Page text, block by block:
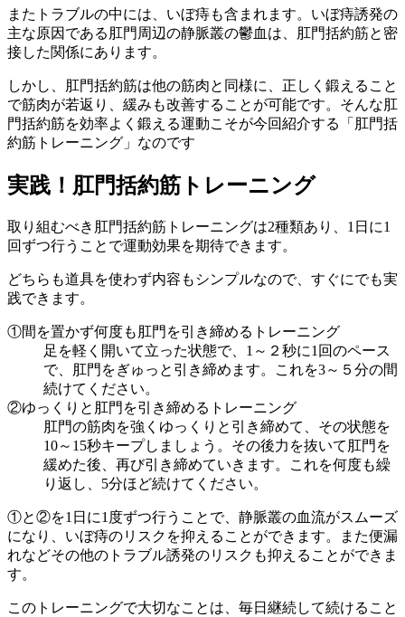
またトラブルの中には、いぼ痔も含まれます。いぼ痔誘発の
主な原因である肛門周辺の静脈叢の鬱血は、肛門括約筋と密
接した関係にあります。
しかし、肛門括約筋は他の筋肉と同様に、正しく鍛えること
で筋肉が若返り、緩みも改善することが可能です。そんな肛
門括約筋を効率よく鍛える運動こそが今回紹介する「肛門括
約筋トレーニング」なのです
実践！肛門括約筋トレーニング
取り組むべき肛門括約筋トレーニングは2種類あり、1日に1
回ずつ行うことで運動効果を期待できます。
どちらも道具を使わず内容もシンプルなので、すぐにでも実
践できます。
①間を置かず何度も肛門を引き締めるトレーニング
足を軽く開いて立った状態で、1～２秒に1回のペース
で、肛門をぎゅっと引き締めます。これを3～５分の間
続けてください。
②ゆっくりと肛門を引き締めるトレーニング
肛門の筋肉を強くゆっくりと引き締めて、その状態を
10～15秒キープしましょう。その後力を抜いて肛門を
緩めた後、再び引き締めていきます。これを何度も繰
り返し、5分ほど続けてください。
①と②を1日に1度ずつ行うことで、静脈叢の血流がスムーズ
になり、いぼ痔のリスクを抑えることができます。また便漏
れなどその他のトラブル誘発のリスクも抑えることができま
す。
このトレーニングで大切なことは、毎日継続して続けること